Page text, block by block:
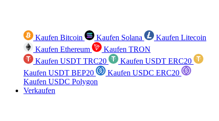
Kaufen Bitcoin Kaufen Solana
Kaufen Litecoin
Kaufen Ethereum
Kaufen TRON
Kaufen USDT TRC20
Kaufen USDT ERC20
Kaufen USDT BEP20
Kaufen USDC ERC20
Kaufen USDC Polygon
Verkaufen